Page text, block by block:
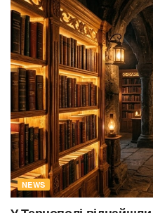
NEWS